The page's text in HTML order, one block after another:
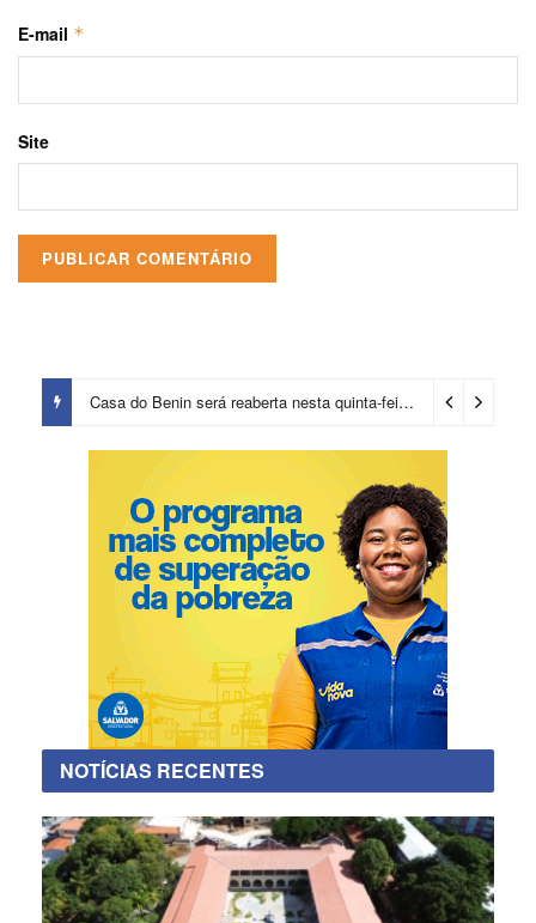
E-mail *
Site
Casa do Benin será reaberta nesta quinta-feira (6) 3 dias ago
NOTÍCIAS RECENTES